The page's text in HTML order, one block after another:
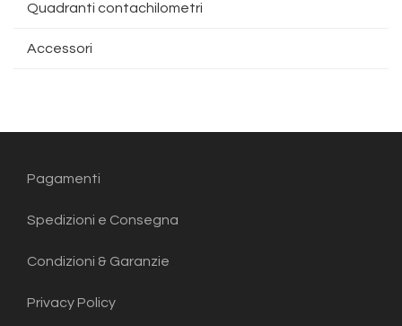
Quadranti contachilometri
Accessori
Pagamenti
Spedizioni e Consegna
Condizioni & Garanzie
Privacy Policy